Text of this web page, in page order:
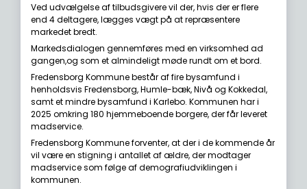
Ved udvælgelse af tilbudsgivere vil der, hvis der er flere
end 4 deltagere, lægges vægt på at repræsentere
markedet bredt.
Markedsdialogen gennemføres med en virksomhed ad
gangen,og som et almindeligt møde rundt om et bord.
Fredensborg Kommune består af fire bysamfund i
henholdsvis Fredensborg, Humle-bæk, Nivå og Kokkedal,
samt et mindre bysamfund i Karlebo. Kommunen har i
2025 omkring 180 hjemmeboende borgere, der får leveret
madservice.
Fredensborg Kommune forventer, at der i de kommende år
vil være en stigning i antallet af ældre, der modtager
madservice som følge af demografiudviklingen i
kommunen.